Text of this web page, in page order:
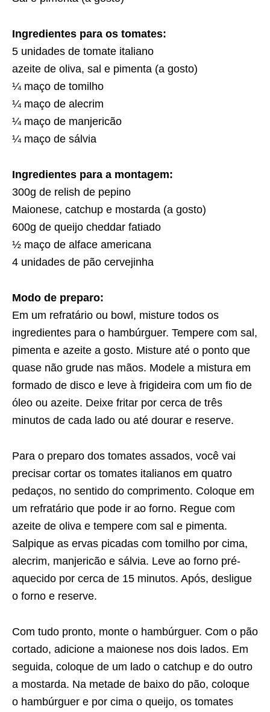
Ingredientes para os tomates:
5 unidades de tomate italiano
azeite de oliva, sal e pimenta (a gosto)
¼ maço de tomilho
¼ maço de alecrim
¼ maço de manjericão
¼ maço de sálvia
Ingredientes para a montagem:
300g de relish de pepino
Maionese, catchup e mostarda (a gosto)
600g de queijo cheddar fatiado
½ maço de alface americana
4 unidades de pão cervejinha
Modo de preparo:
Em um refratário ou bowl, misture todos os
ingredientes para o hambúrguer. Tempere com sal,
pimenta e azeite a gosto. Misture até o ponto que
quase não grude nas mãos. Modele a mistura em
formado de disco e leve à frigideira com um fio de
óleo ou azeite. Deixe fritar por cerca de três
minutos de cada lado ou até dourar e reserve.
Para o preparo dos tomates assados, você vai
precisar cortar os tomates italianos em quatro
pedaços, no sentido do comprimento. Coloque em
um refratário que pode ir ao forno. Regue com
azeite de oliva e tempere com sal e pimenta.
Salpique as ervas picadas com tomilho por cima,
alecrim, manjericão e sálvia. Leve ao forno pré-
aquecido por cerca de 15 minutos. Após, desligue
o forno e reserve.
Com tudo pronto, monte o hambúrguer. Com o pão
cortado, adicione a maionese nos dois lados. Em
seguida, coloque de um lado o catchup e do outro
a mostarda. Na metade de baixo do pão, coloque
o hambúrguer e por cima o queijo, os tomates